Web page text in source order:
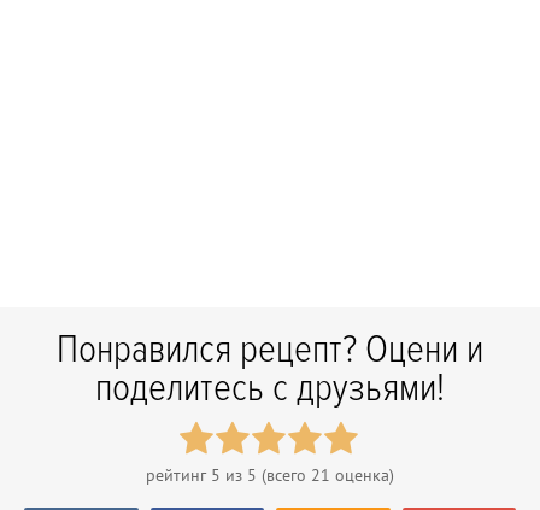
Понравился рецепт? Оцени и
поделитесь с друзьями!
рейтинг 5 из 5 (всего 21 оценка)